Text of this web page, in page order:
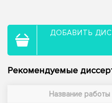
ДОБАВИТЬ
Рекомендуемые
Название работы